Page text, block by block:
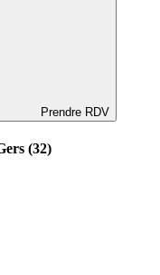
Prendre RDV
(32)